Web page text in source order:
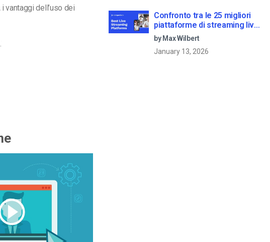
i vantaggi dell’uso dei
Confronto tra le 25 migliori
piattaforme di streaming live
nel 2025
by Max Wilbert
January 13, 2026